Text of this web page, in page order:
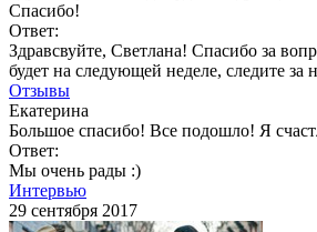
Спасибо!
Ответ:
Здравсвуйте, Светлана! Спасибо за
будет на следующей неделе, следите за
Отзывы
Екатерина
Большое спасибо! Все подошло! Я
Ответ:
Мы очень рады :)
Интервью
29 сентября 2017